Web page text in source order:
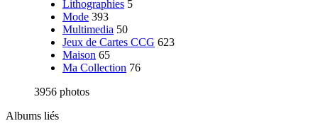
Lithographies 5
Mode 393
Multimedia 50
Jeux de Cartes CCG 623
Maison 65
Ma Collection 76
3956 photos
Albums liés